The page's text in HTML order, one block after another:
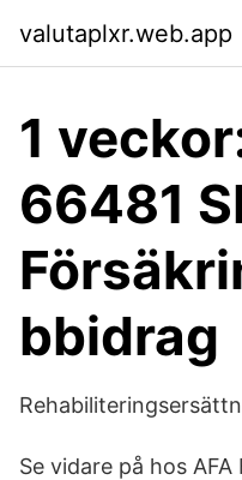
valutaplxr.web.app
1
66481
bbidrag
Se vidare på hos